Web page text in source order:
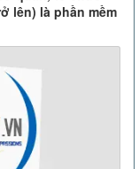
lên) là phần mềm